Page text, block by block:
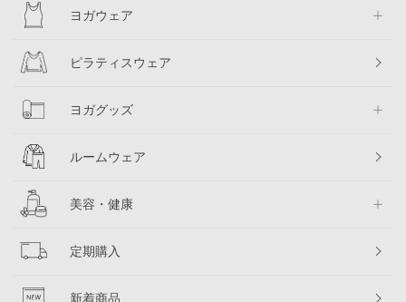
ヨガウェア
ピラティスウェア
ヨガグッズ
ルームウェア
美容・健康
定期購入
新着商品